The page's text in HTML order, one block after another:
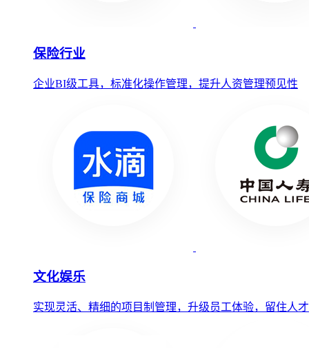
保险行业
企业BI级工具，标准化操作管理，提升人资管理预见性
文化娱乐
实现灵活、精细的项目制管理，升级员工体验，留住人才